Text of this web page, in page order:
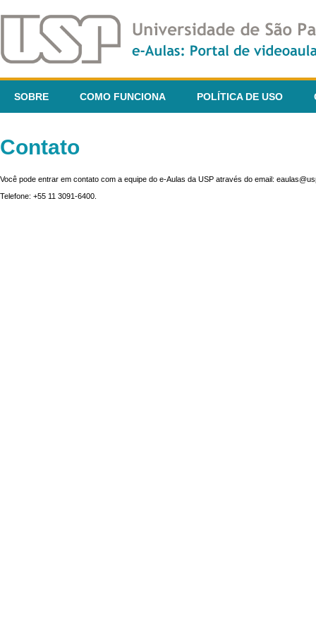
SOBRE COMO FUNCIONA POLÍTICA DE USO
Contato
Você pode entrar em contato com a equipe do e-Aulas da USP através do email:
Telefone: +55 11 3091-6400.